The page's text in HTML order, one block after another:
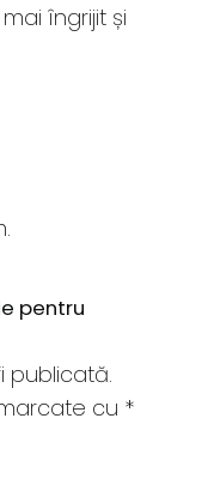
îngrijit și
pentru
publicată.
cu *